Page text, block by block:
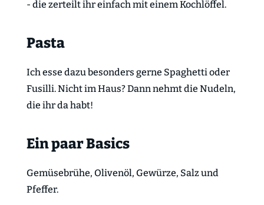
- die zerteilt ihr einfach mit einem Kochlöffel.
Pasta
Ich esse dazu besonders gerne Spaghetti oder
Fusilli. Nicht im Haus? Dann nehmt die Nudeln,
die ihr da habt!
Ein paar Basics
Gemüsebrühe, Olivenöl, Gewürze, Salz und
Pfeffer.